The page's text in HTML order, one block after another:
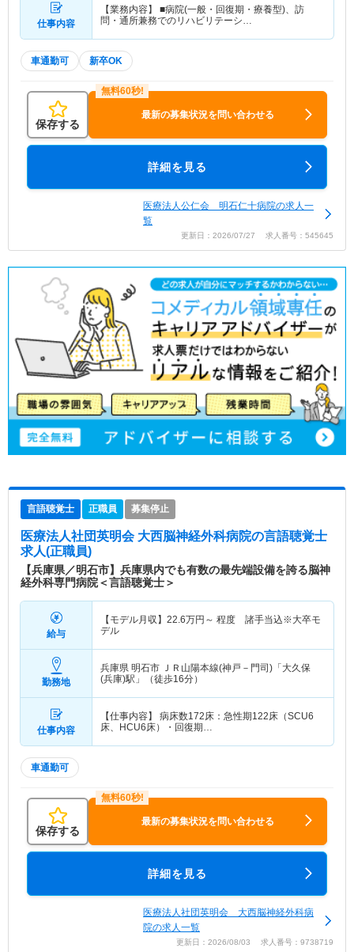
仕事内容
【業務内容】 ■病院(一般・回復期・療養型)、訪
問・通所兼務でのリハビリテーシ…
車通勤可 新卒OK
保存する
最新の募集状況を問い合わせる
詳細を見る
医療法人公仁会 明石仁十病院の求人一
覧
更新日：2026/07/27 求人番号：545645
言語聴覚士 正職員 募集停止
医療法人社団英明会 大西脳神経外科病院の言語聴覚士
求人(正職員)
【兵庫県／明石市】兵庫県内でも有数の最先端設備を誇る脳神
経外科専門病院＜言語聴覚士＞
給与
【モデル月収】 22.6万円～ 程度 諸手当込※大卒モ
デル
勤務地
兵庫県 明石市 ＪＲ山陽本線(神戸－門司)「大久保
(兵庫)駅」（徒歩16分）
仕事内容
【仕事内容】 病床数172床：急性期122床（SCU6
床、HCU6床）・回復期…
車通勤可
保存する
最新の募集状況を問い合わせる
詳細を見る
医療法人社団英明会 大西脳神経外科病
院の求人一覧
更新日：2026/08/03 求人番号：9738719